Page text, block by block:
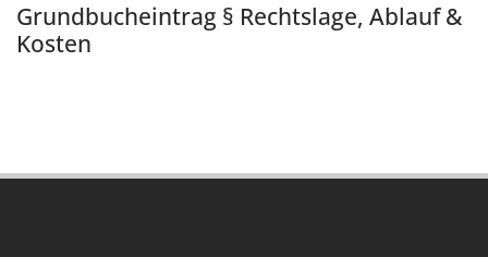
Grundbucheintrag § Rechtslage, Ablauf &
Kosten